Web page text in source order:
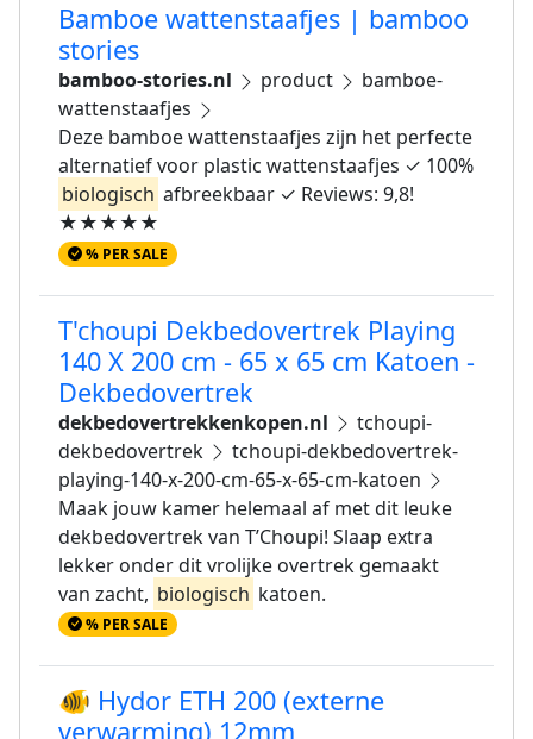
Bamboe wattenstaafjes | bamboo
stories
bamboo-stories.nl product
bamboe-
wattenstaafjes
Deze bamboe wattenstaafjes zijn het perfecte
alternatief voor plastic wattenstaafjes ✓ 100%
biologisch afbreekbaar ✓ Reviews: 9,8!
★★★★★
% PER SALE
T'choupi Dekbedovertrek Playing
140 X 200 cm - 65 x 65 cm Katoen -
Dekbedovertrek
dekbedovertrekkenkopen.nl
tchoupi-
dekbedovertrek
tchoupi-dekbedovertrek-
playing-140-x-200-cm-65-x-65-cm-katoen
Maak jouw kamer helemaal af met dit leuke
dekbedovertrek van T’Choupi! Slaap extra
lekker onder dit vrolijke overtrek gemaakt
van zacht, biologisch katoen.
% PER SALE
🐠 Hydor ETH 200 (externe
verwarming) 12mm